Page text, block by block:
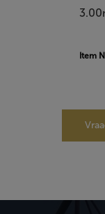
Item